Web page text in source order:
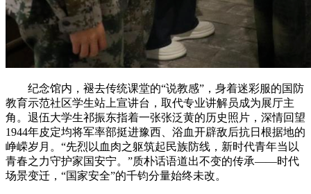
纪念馆内，褪去传统课堂的“说教感”，身着迷彩服的国防
教育示范社区学生站上宣讲台，取代专业讲解员成为展厅主
角。退伍大学生祁振东指着一张张泛黄的历史照片，深情回望
1944年皮定均将军率部挺进豫西、浴血开辟敌后抗日根据地的
峥嵘岁月。“先烈以血肉之躯筑起民族防线，新时代青年当以
青春之力守护家国安宁。”质朴话语道出不变的传承——时代
场景变迁，“国家安全”的千钧分量始终未改。